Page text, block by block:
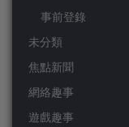
事前登錄
未分類
焦點新聞
網絡趣事
遊戲趣事